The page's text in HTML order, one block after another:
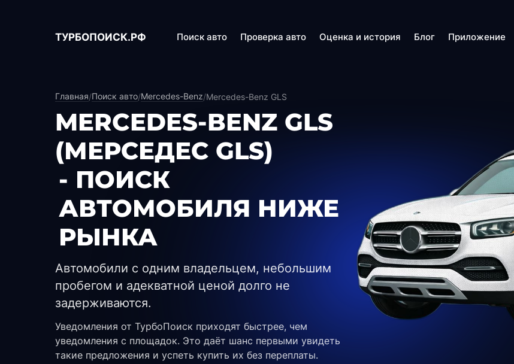
ТУРБОПОИСК.РФ Поиск авто Проверка авто Оценка и история Блог Приложение
Главная/Поиск авто/Mercedes-Benz/Mercedes-Benz GLS
MERCEDES-BENZ GLS
(МЕРСЕДЕС GLS)
- ПОИСК
АВТОМОБИЛЯ НИЖЕ
РЫНКА
Автомобили с одним владельцем, небольшим
пробегом и адекватной ценой долго не
задерживаются.
Уведомления от ТурбоПоиск приходят быстрее, чем
уведомления с площадок. Это даёт шанс первыми увидеть
такие предложения и успеть купить их без переплаты.